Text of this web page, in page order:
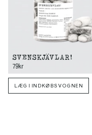
SVENSKJÄVLAR!
79kr
LÆG I INDKØBSVOGNEN